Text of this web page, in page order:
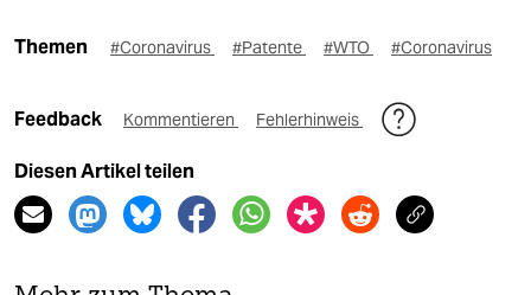
Themen #Coronavirus #Patente #WTO #Coronavirus
Feedback Kommentieren Fehlerhinweis
Diesen Artikel teilen